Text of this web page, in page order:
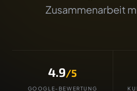
Zusammenarbeit
4.9/5
GOOGLE-BEWERTUNG